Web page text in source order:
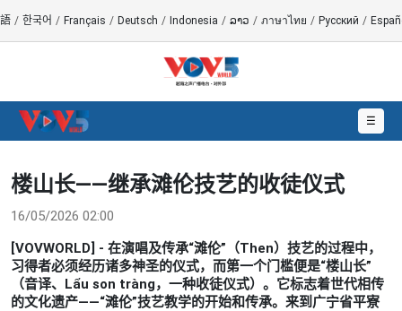
/ 한국어 / Français / Deutsch / Indonesia / ລາວ / ภาษาไทย / Русский /
☰
楼山长——继承滩伦技艺的收徒仪式
16/05/2026 02:00
[VOVWORLD] - 在演唱及传承“滩伦”（Then）技艺的过程中，
习得者必须经历诸多神圣的仪式，而第一个门槛便是“楼山长”
（音译、Lẩu son tràng，一种收徒仪式）。它标志着世代相传
的文化遗产——“滩伦”技艺教学的开始和传承。来到广宁省平寮